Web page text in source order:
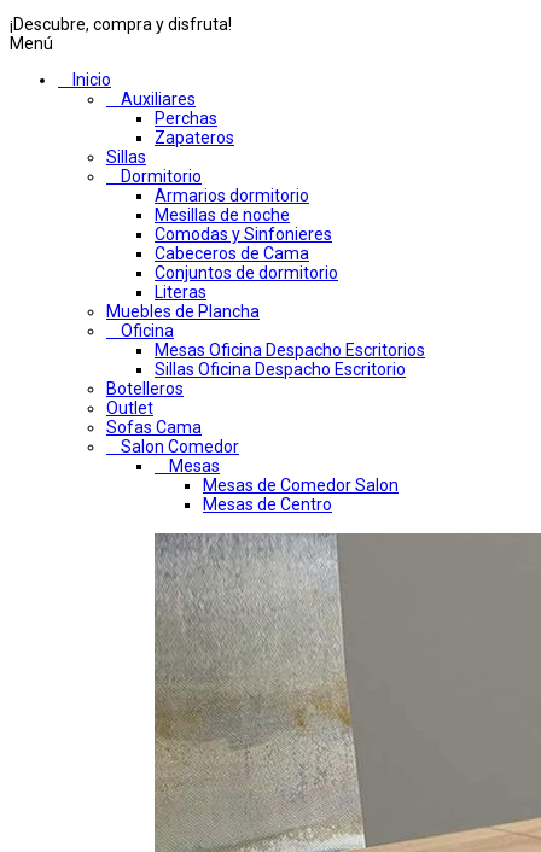
¡Descubre, compra y disfruta!
Menú
Inicio
Auxiliares
Perchas
Zapateros
Sillas
Dormitorio
Armarios dormitorio
Mesillas de noche
Comodas y Sinfonieres
Cabeceros de Cama
Conjuntos de dormitorio
Literas
Muebles de Plancha
Oficina
Mesas Oficina Despacho Escritorios
Sillas Oficina Despacho Escritorio
Botelleros
Outlet
Sofas Cama
Salon Comedor
Mesas
Mesas de Comedor Salon
Mesas de Centro